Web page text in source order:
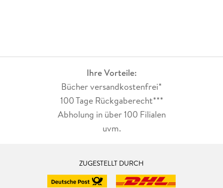
Ihre Vorteile:
Bücher versandkostenfrei*
100 Tage Rückgaberecht***
Abholung in über 100 Filialen
uvm.
ZUGESTELLT DURCH